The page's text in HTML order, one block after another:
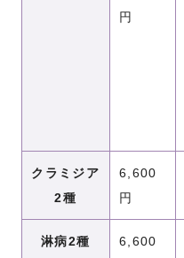
円
クラミジア
2種
6,600
円
淋病2種
6,600